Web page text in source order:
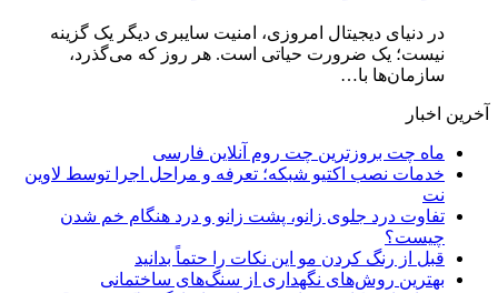
در دنیای دیجیتال امروزی، امنیت سایبری دیگر یک گزینه
نیست؛ یک ضرورت حیاتی است. هر روز که می‌گذرد،
سازمان‌ها با…
آخرین اخبار
ماه چت بروزترین چت روم آنلاین فارسی
خدمات نصب اکتیو شبکه؛ تعرفه و مراحل اجرا توسط لاوین
نت
تفاوت درد جلوی زانو، پشت زانو و درد هنگام خم شدن
چیست؟
قبل از رنگ کردن مو این نکات را حتماً بدانید
بهترین روش‌های نگهداری از سنگ‌های ساختمانی